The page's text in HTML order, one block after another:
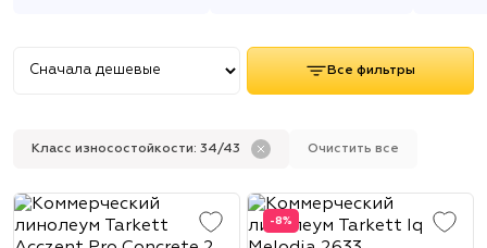
Все фильтры
Класс износостойкости: 34/43 Очистить все
-8%